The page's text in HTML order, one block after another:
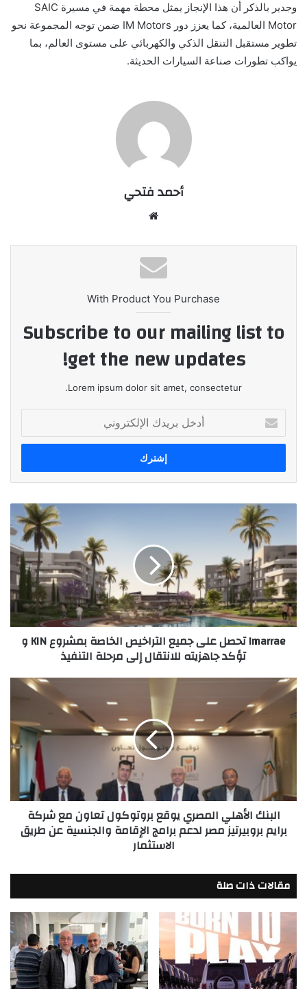
وجدير بالذكر أن هذا الإنجاز يمثل محطة مهمة في مسيرة SAIC
Motor العالمية، كما يعزز دور IM Motors ضمن توجه المجموعة نحو
تطوير مستقبل التنقل الذكي والكهربائي على مستوى العالم، بما
يواكب تطورات صناعة السيارات الحديثة.
أحمد فتحي
With Product You Purchase
Subscribe to our mailing list to
get the new updates!
Lorem ipsum dolor sit amet, consectetur.
بريدك
الإلكتروني
Imarrae
تحصل
جميع
التراخيص
الخاصة
بمشروع
KIN
و
تؤكد
إلى
مرحلة
التنفيذ
Imarrae تحصل على جميع التراخيص الخاصة بمشروع KIN و
تؤكد جاهزيته للانتقال إلى مرحلة التنفيذ
البنك
الأهلي
المصري
يوقع
بروتوكول
تعاون
شركة
برايم
بروبيرتيز
مصر
الإقامة
والجنسية
عن
طريق
البنك الأهلي المصري يوقع بروتوكول تعاون مع شركة
برايم بروبيرتيز مصر لدعم برامج الإقامة والجنسية عن طريق
الاستثمار
مقالات ذات صلة